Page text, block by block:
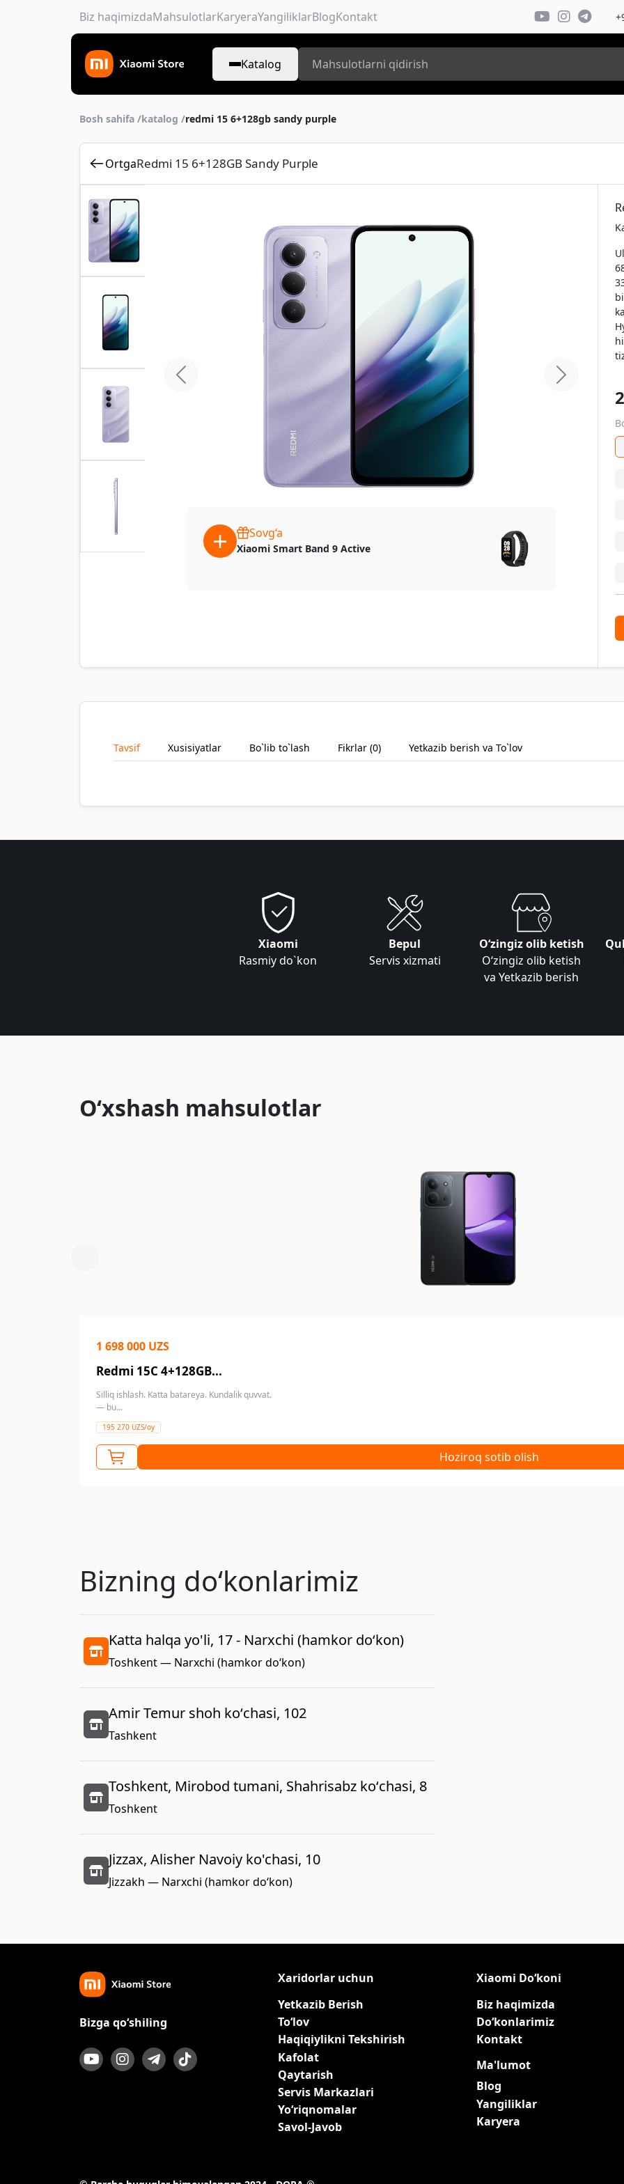
Biz haqimizdaMahsulotlarKaryeraYangiliklarBlogKontakt
Katalog
Bosh sahifa /katalog /redmi 15 6+128gb sandy purple
OrtgaRedmi 15 6+128GB Sandy Purple
home.previous home.next
Sovg‘a
Xiaomi Smart Band 9 Active
Tavsif Xusisiyatlar Bo`lib to`lash Fikrlar (0) Yetkazib berish va To`lov
Xiaomi
Rasmiy do`kon
Bepul
Servis xizmati
Oʻzingiz olib ketish
Oʻzingiz olib ketish
va Yetkazib berish
O‘xshash mahsulotlar
1 698 000 UZS
Redmi 15C 4+128GB...
Silliq ishlash. Katta batareya. Kundalik quvvat.
— bu...
195 270 UZS/oy
Hoziroq sotib olish
Bizning doʻkonlarimiz
Katta halqa yo'li, 17 - Narxchi (hamkor do‘kon)
Toshkent — Narxchi (hamkor do‘kon)
Amir Temur shoh koʻchasi, 102
Tashkent
Toshkent, Mirobod tumani, Shahrisabz koʻchasi, 8
Toshkent
Jizzax, Alisher Navoiy ko'chasi, 10
Jizzakh — Narxchi (hamkor do‘kon)
Bizga qo‘shiling
Xaridorlar uchun
Yetkazib Berish
To‘lov
Haqiqiylikni Tekshirish
Kafolat
Qaytarish
Servis Markazlari
Yo‘riqnomalar
Savol-Javob
Xiaomi Do‘koni
Biz haqimizda
Do‘konlarimiz
Kontakt
Ma'lumot
Blog
Yangiliklar
Karyera